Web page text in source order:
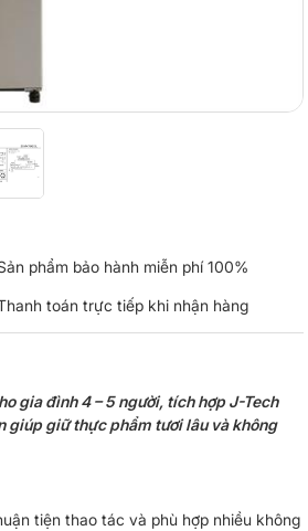
phẩm bảo hành miễn phí 100%
toán trực tiếp khi nhận hàng
gia đình 4 – 5 người, tích hợp J-Tech
giúp giữ thực phẩm tươi lâu và không
tiện thao tác và phù hợp nhiều không